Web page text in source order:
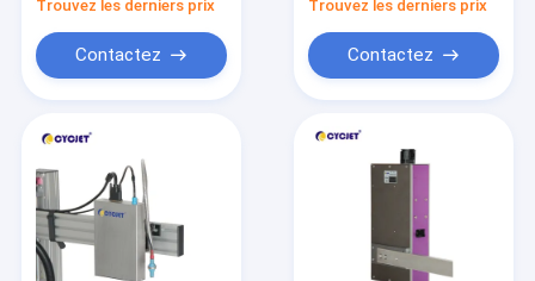
Produits
Au sujet de nous
Visite d'usine
haute résolution de
Trouvez les derniers prix
Contactez
CYCJET
Trouvez les derniers prix
Contactez